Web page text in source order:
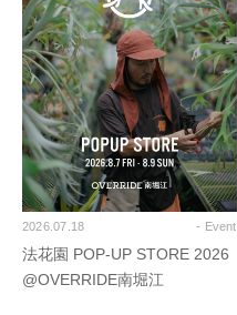
2026.07.18 - Event
法花園 POP-UP STORE 2026
@OVERRIDE南堀江